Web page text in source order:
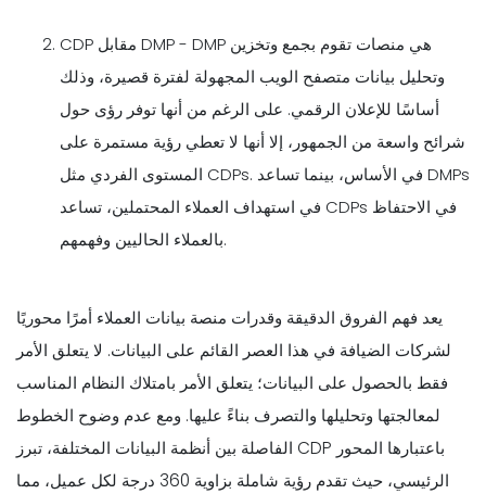
CDP مقابل DMP - DMP هي منصات تقوم بجمع وتخزين
وتحليل بيانات متصفح الويب المجهولة لفترة قصيرة، وذلك
أساسًا للإعلان الرقمي. على الرغم من أنها توفر رؤى حول
شرائح واسعة من الجمهور، إلا أنها لا تعطي رؤية مستمرة على
المستوى الفردي مثل CDPs. في الأساس، بينما تساعد DMPs
في استهداف العملاء المحتملين، تساعد CDPs في الاحتفاظ
بالعملاء الحاليين وفهمهم.
يعد فهم الفروق الدقيقة وقدرات منصة بيانات العملاء أمرًا محوريًا
لشركات الضيافة في هذا العصر القائم على البيانات. لا يتعلق الأمر
فقط بالحصول على البيانات؛ يتعلق الأمر بامتلاك النظام المناسب
لمعالجتها وتحليلها والتصرف بناءً عليها. ومع عدم وضوح الخطوط
الفاصلة بين أنظمة البيانات المختلفة، تبرز CDP باعتبارها المحور
الرئيسي، حيث تقدم رؤية شاملة بزاوية 360 درجة لكل عميل، مما